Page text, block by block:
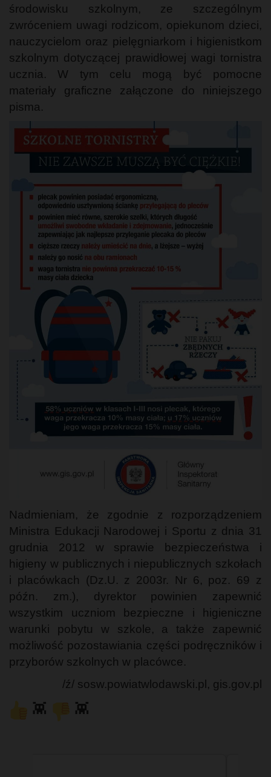
środowisku szkolnym, ze szczególnym
zwróceniem uwagi rodzicom, opiekunom dzieci,
nauczycielom oraz pielęgniarkom i higienistkom
szkolnym dotyczącej prawidłowej wagi tornistra
ucznia. W tym celu mogą być pomocne
materiały graficzne załączone do niniejszego
pisma.
Nadmieniam, że zgodnie z rozporządzeniem
Ministra Edukacji Narodowej i Sportu z dnia 31
grudnia 2012 w sprawie bezpieczeństwa i
higieny w publicznych i niepublicznych szkołach
i placówkach (Dz.U. z 2003r. Nr 6, poz. 69 z
późn. zm.), dyrektor powinien zapewnić
wszystkim uczniom bezpieczne i higieniczne
warunki pobytu w szkole, a także zapewnić
możliwość pozostawiania części podręczników i
przyborów szkolnych w placówce.
/ź/ sosw.powiatwlodawski.pl, gis.gov.pl
👾 👾